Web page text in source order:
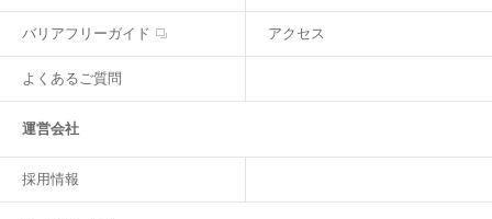
バリアフリーガイド アクセス
よくあるご質問
運営会社
採用情報